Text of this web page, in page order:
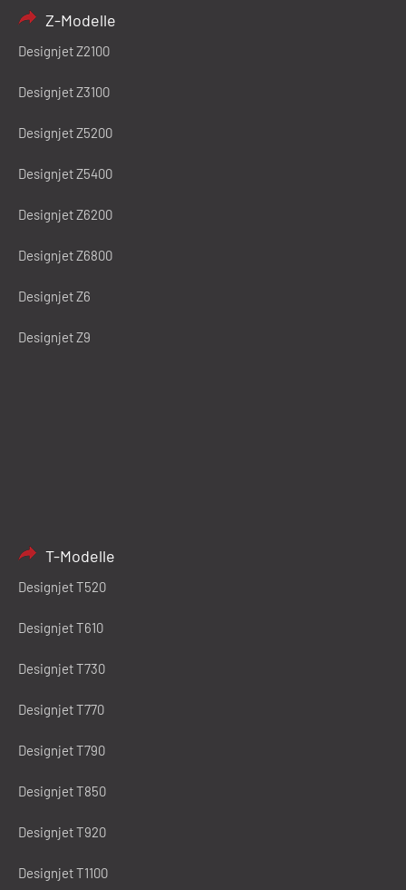
Z-Modelle
Designjet Z2100
Designjet Z3100
Designjet Z5200
Designjet Z5400
Designjet Z6200
Designjet Z6800
Designjet Z6
Designjet Z9
T-Modelle
Designjet T520
Designjet T610
Designjet T730
Designjet T770
Designjet T790
Designjet T850
Designjet T920
Designjet T1100